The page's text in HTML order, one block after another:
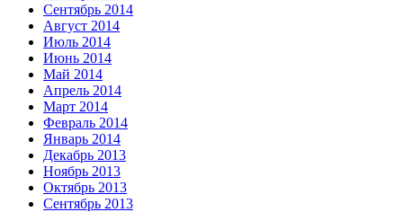
Сентябрь 2014
Август 2014
Июль 2014
Июнь 2014
Май 2014
Апрель 2014
Март 2014
Февраль 2014
Январь 2014
Декабрь 2013
Ноябрь 2013
Октябрь 2013
Сентябрь 2013